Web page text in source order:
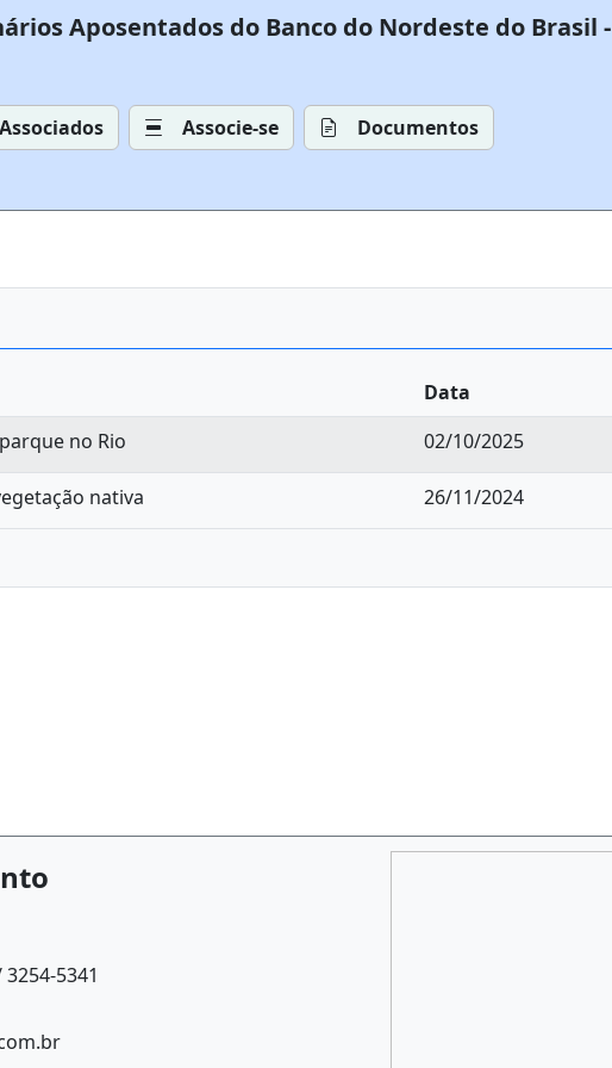
Aposentados do Banco do Nordeste do Brasil -
Associados Associe-se
Documentos
Data
no Rio
02/10/2025
nativa 26/11/2024
5341